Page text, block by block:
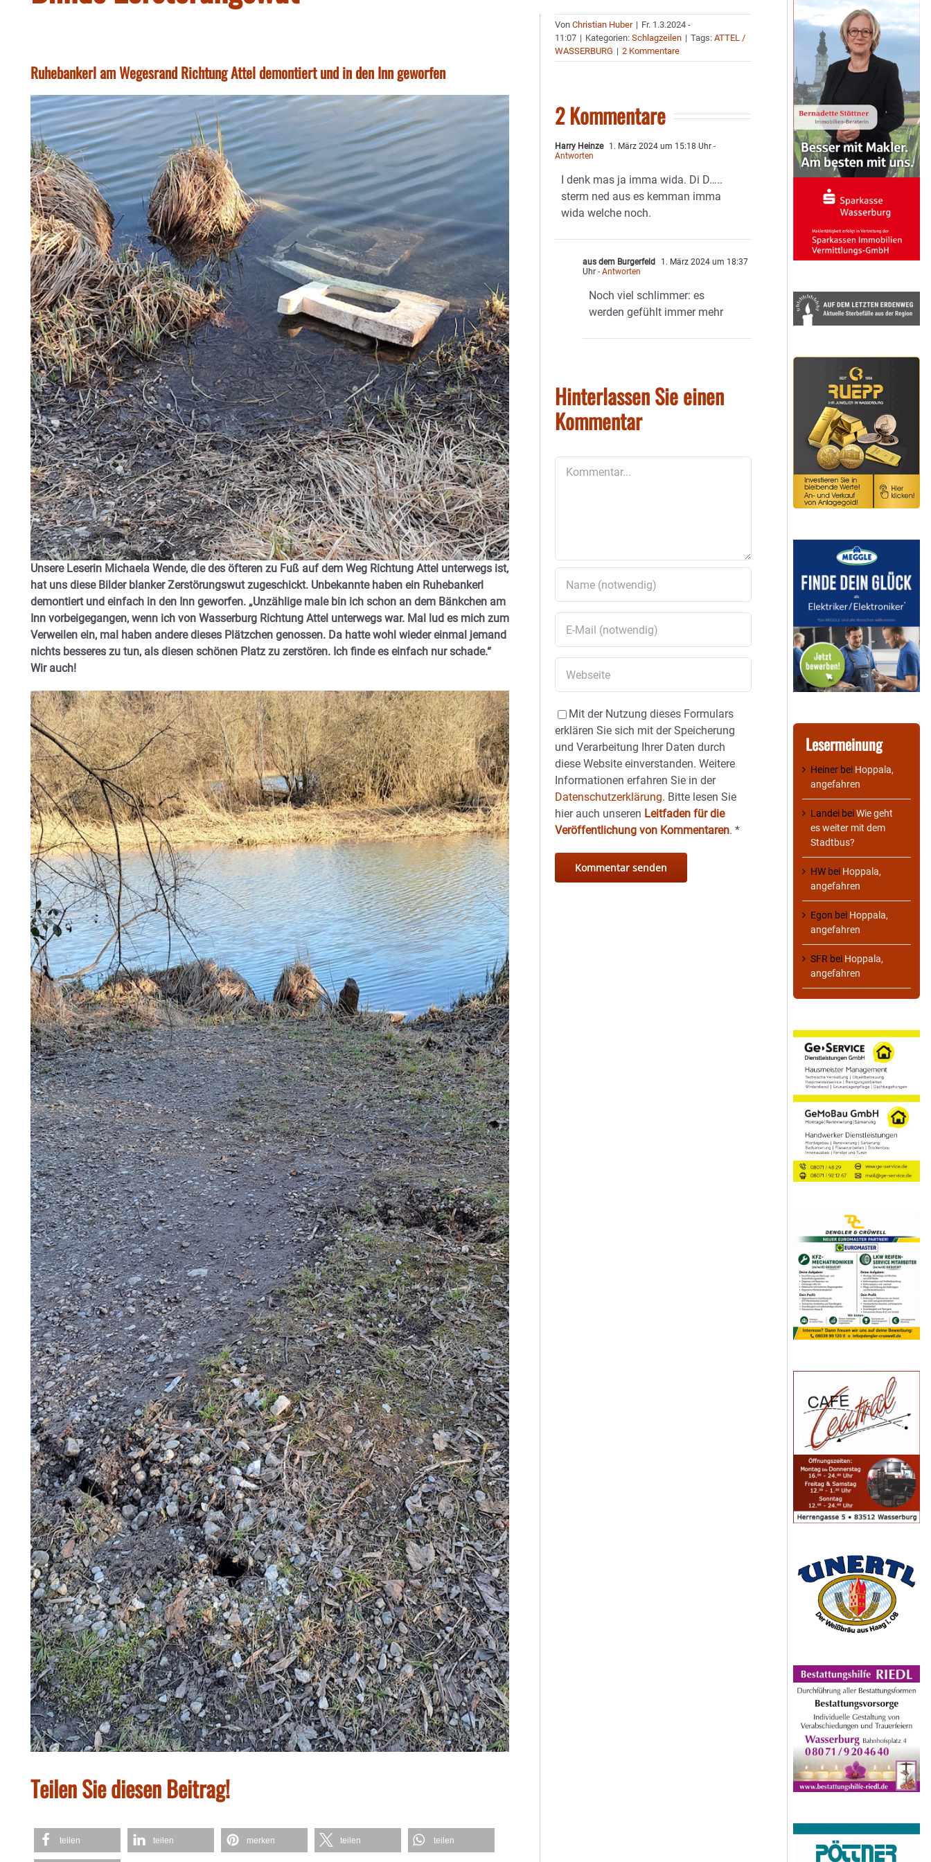
Ruhebankerl am Wegesrand Richtung Attel demontiert und in den Inn geworfen
Unsere Leserin Michaela Wende, die des öfteren zu Fuß auf dem Weg Richtung Attel unterwegs ist,
hat uns diese Bilder blanker Zerstörungswut zugeschickt. Unbekannte haben ein Ruhebankerl
demontiert und einfach in den Inn geworfen. „Unzählige male bin ich schon an dem Bänkchen am
Inn vorbeigegangen, wenn ich von Wasserburg Richtung Attel unterwegs war. Mal lud es mich zum
Verweilen ein, mal haben andere dieses Plätzchen genossen. Da hatte wohl wieder einmal jemand
nichts besseres zu tun, als diesen schönen Platz zu zerstören. Ich finde es einfach nur schade.“
Wir auch!
Teilen Sie diesen Beitrag!
teilen teilen merken teilen teilen
VonChristian Huber | Fr. 1.3.2024 -
11:07 | Kategorien:Schlagzeilen | Tags:ATTEL /
WASSERBURG | 2 Kommentare
2 Kommentare
Harry Heinze 1. März 2024 um 15:18 Uhr -
Antworten
I denk mas ja imma wida. Di D…..
sterm ned aus es kemman imma
wida welche noch.
aus dem Burgerfeld
1. März 2024 um 18:37
Uhr - Antworten
Noch viel schlimmer: es
werden gefühlt immer mehr
Hinterlassen Sie einen
Kommentar
Mit der Nutzung dieses Formulars
erklären Sie sich mit der Speicherung
und Verarbeitung Ihrer Daten durch
diese Website einverstanden. Weitere
Informationen erfahren Sie in der
Datenschutzerklärung. Bitte lesen Sie
hier auch unseren Leitfaden für die
Veröffentlichung von Kommentaren.*
Lesermeinung
Heiner bei Hoppala,
angefahren
Landei beiWie geht
es weiter mit dem
Stadtbus?
HW bei Hoppala,
angefahren
Egon bei Hoppala,
angefahren
SFR bei Hoppala,
angefahren